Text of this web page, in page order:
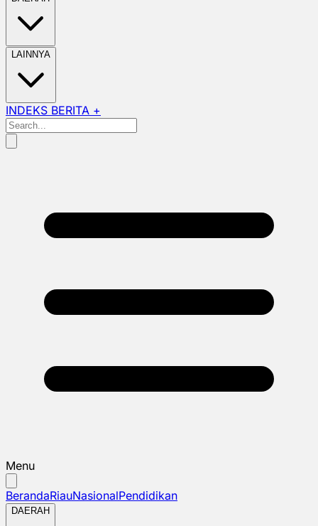
LAINNYA
INDEKS BERITA +
Menu
BerandaRiauNasionalPendidikan
DAERAH